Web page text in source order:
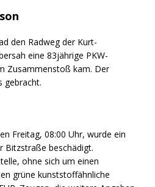
Dudenhofen / Speyer
„Kinder unterm Regenbogen“
für die KW 19 (05.05. –
Longines EEF Nations Cup im
den Radweg der Kurt-
eine 83jährige PKW-
Zusammenstoß kam. Der
gebracht.
Freitag, 08:00 Uhr, wurde ein
Bitzstraße beschädigt.
ohne sich um einen
grüne kunststoffähnliche